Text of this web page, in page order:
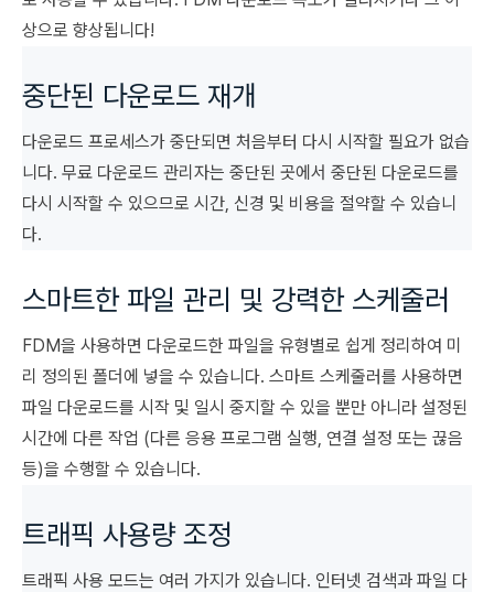
상으로 향상됩니다!
중단된 다운로드 재개
다운로드 프로세스가 중단되면 처음부터 다시 시작할 필요가 없습
니다. 무료 다운로드 관리자는 중단된 곳에서 중단된 다운로드를
다시 시작할 수 있으므로 시간, 신경 및 비용을 절약할 수 있습니
다.
스마트한 파일 관리 및 강력한 스케줄러
FDM을 사용하면 다운로드한 파일을 유형별로 쉽게 정리하여 미
리 정의된 폴더에 넣을 수 있습니다. 스마트 스케줄러를 사용하면
파일 다운로드를 시작 및 일시 중지할 수 있을 뿐만 아니라 설정된
시간에 다른 작업 (다른 응용 프로그램 실행, 연결 설정 또는 끊음
등)을 수행할 수 있습니다.
트래픽 사용량 조정
트래픽 사용 모드는 여러 가지가 있습니다. 인터넷 검색과 파일 다